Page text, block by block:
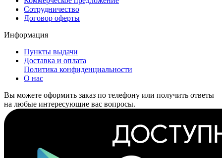
Сотрудничество
Договор оферты
Информация
Пункты выдачи
Доставка и оплата
Политика конфиденциальности
О нас
Вы можете оформить заказ по телефону или получить ответы
на любые интересующие вас вопросы.